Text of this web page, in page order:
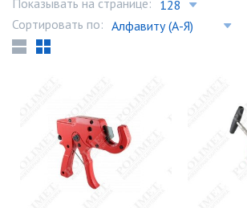
Показывать на странице:
Сортировать по: